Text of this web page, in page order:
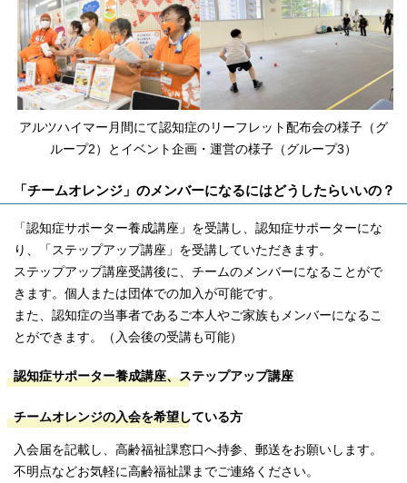
アルツハイマー月間にて認知症のリーフレット配布会の様子（グ
ループ2）とイベント企画・運営の様子（グループ3）
「チームオレンジ」のメンバーになるにはどうしたらいいの？
「認知症サポーター養成講座」を受講し、認知症サポーターにな
り、「ステップアップ講座」を受講していただきます。
ステップアップ講座受講後に、チームのメンバーになることがで
きます。個人または団体での加入が可能です。
また、認知症の当事者であるご本人やご家族もメンバーになるこ
とができます。（入会後の受講も可能）
認知症サポーター養成講座、ステップアップ講座
チームオレンジの入会を希望している方
入会届を記載し、高齢福祉課窓口へ持参、郵送をお願いします。
不明点などお気軽に高齢福祉課までご連絡ください。